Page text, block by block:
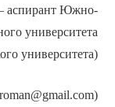
Южно-
университета
университета)